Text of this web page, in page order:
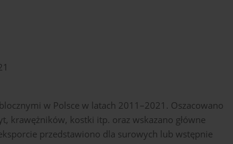
w Polsce w latach 2011–2021. Oszacowano
krawężników, kostki itp. oraz wskazano główne
przedstawiono dla surowych lub wstępnie